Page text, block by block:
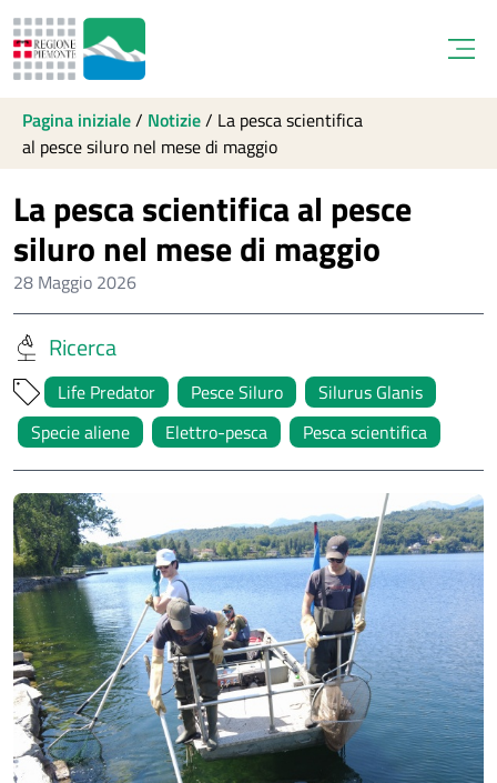
Pagina iniziale/ Notizie/ La pesca scientifica
al pesce siluro nel mese di maggio
La pesca scientifica al pesce
siluro nel mese di maggio
28 Maggio 2026
Ricerca
Life Predator Pesce Siluro
Silurus Glanis
Specie aliene
Elettro-pesca Pesca scientifica